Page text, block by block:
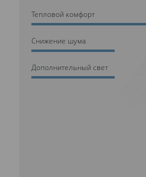
Тепловой комфорт
Cнижение шума
Дополнительный свет